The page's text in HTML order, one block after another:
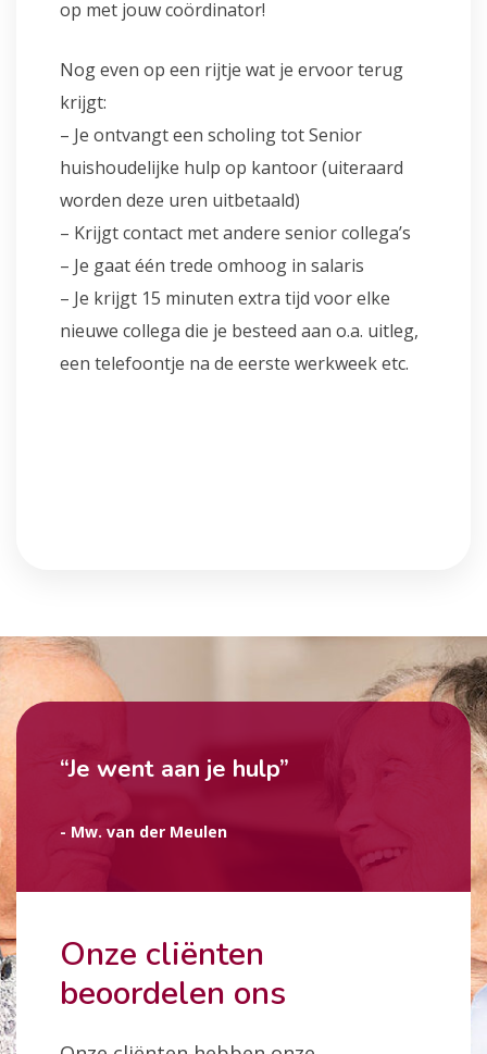
op met jouw coördinator!
Nog even op een rijtje wat je ervoor terug
krijgt:
– Je ontvangt een scholing tot Senior
huishoudelijke hulp op kantoor (uiteraard
worden deze uren uitbetaald)
– Krijgt contact met andere senior collega’s
– Je gaat één trede omhoog in salaris
– Je krijgt 15 minuten extra tijd voor elke
nieuwe collega die je besteed aan o.a. uitleg,
een telefoontje na de eerste werkweek etc.
Onze cliënten
beoordelen ons
“Je went aan je hulp”
- Mw. van der Meulen